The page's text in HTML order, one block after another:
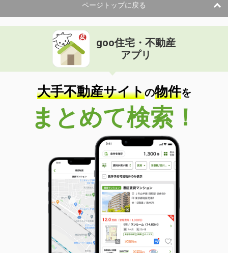
ページトップに戻る
goo住宅・不動産
アプリ
大手不動産サイトの物件を
まとめて検索！